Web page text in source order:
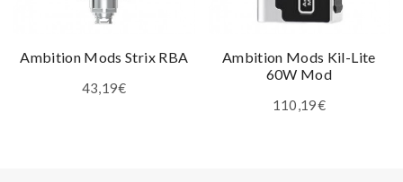
Ambition Mods Strix RBA
43,19€
Ambition Mods Kil-Lite
60W Mod
110,19€